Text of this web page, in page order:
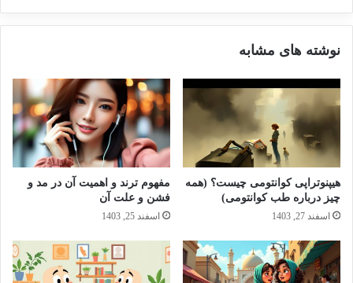
نوشته های مشابه
هیپنوتراپی کوانتومی چیست؟ (همه
چیز درباره طب کوانتومی)
اسفند 27, 1403
مفهوم ترند و اهمیت آن در مد و
فشن و علت آن
اسفند 25, 1403